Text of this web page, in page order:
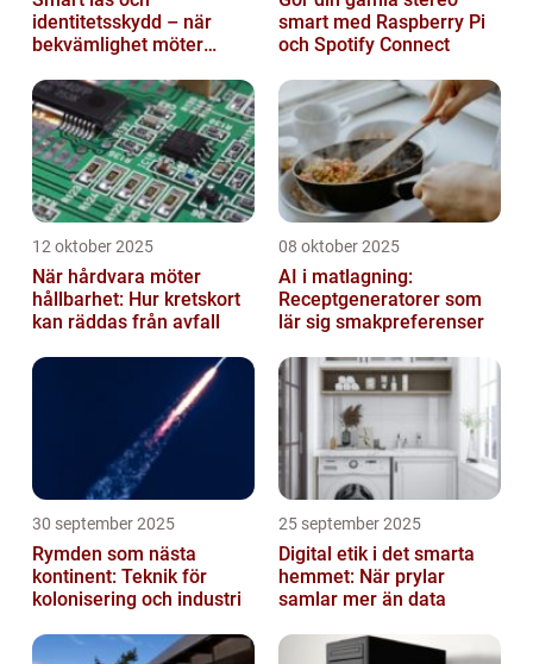
identitetsskydd – när
bekvämlighet möter
smart med Raspberry Pi
och Spotify Connect
12 oktober 2025
När hårdvara möter
hållbarhet: Hur kretskort
kan räddas från avfall
08 oktober 2025
AI i matlagning:
Receptgeneratorer som
lär sig smakpreferenser
30 september 2025
Rymden som nästa
kontinent: Teknik för
kolonisering och industri
25 september 2025
Digital etik i det smarta
hemmet: När prylar
samlar mer än data